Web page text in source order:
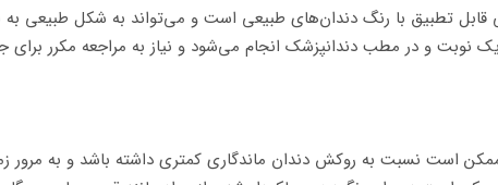
قابل تطبیق با رنگ دندان‌های طبیعی است و می‌تواند به شکل طبیعی به
نوبت و در مطب دندانپزشک انجام می‌شود و نیاز به مراجعه مکرر برای
است نسبت به روکش دندان ماندگاری کمتری داشته باشد و به مرور